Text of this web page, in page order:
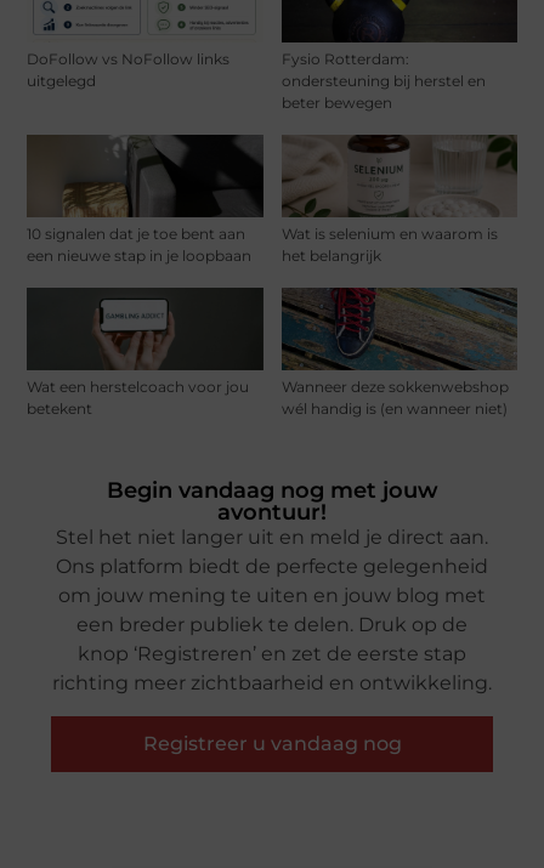
DoFollow vs NoFollow links
uitgelegd
Fysio Rotterdam:
ondersteuning bij herstel en
beter bewegen
10 signalen dat je toe bent aan
een nieuwe stap in je loopbaan
Wat is selenium en waarom is
het belangrijk
Wat een herstelcoach voor jou
betekent
Wanneer deze sokkenwebshop
wél handig is (en wanneer niet)
Begin vandaag nog met jouw
avontuur!
Stel het niet langer uit en meld je direct aan.
Ons platform biedt de perfecte gelegenheid
om jouw mening te uiten en jouw blog met
een breder publiek te delen. Druk op de
knop ‘Registreren’ en zet de eerste stap
richting meer zichtbaarheid en ontwikkeling.
Registreer u vandaag nog